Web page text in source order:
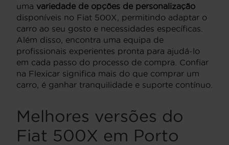
uma variedade de opções de personalização
disponíveis no Fiat 500X, permitindo adaptar o
carro ao seu gosto e necessidades específicas.
Além disso, encontra uma equipa de
profissionais experientes pronta para ajudá-lo
em cada passo do processo de compra. Confiar
na Flexicar significa mais do que comprar um
carro, é ganhar tranquilidade e suporte contínuo.
Melhores versões do
Fiat 500X em Porto